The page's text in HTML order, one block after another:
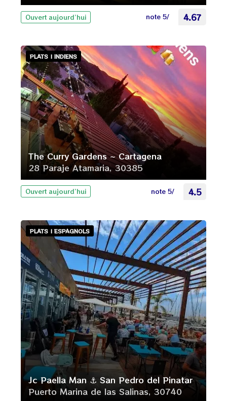
Ouvert aujourd’hui note 5/ 4.67
PLATS | INDIENS
The Curry Gardens ~ Cartagena
28 Paraje Atamaria, 30385
Ouvert aujourd’hui note 5/ 4.5
PLATS | ESPAGNOLS
Jc Paella Man ⚓ San Pedro del Pinatar
Puerto Marina de las Salinas, 30740